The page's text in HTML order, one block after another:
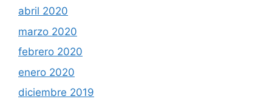
abril 2020
marzo 2020
febrero 2020
enero 2020
diciembre 2019